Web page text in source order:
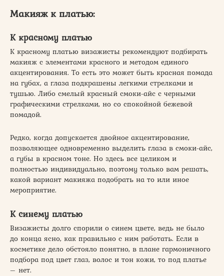
Макияж к платью:
К красному платью
К красному платью визажисты рекомендуют подбирать
макияж с элементами красного и методом единого
акцентирования. То есть это может быть красная помада
на губах, а глаза подкрашены легкими стрелками и
тушью. Либо смелый красный смоки-айс с черными
графическими стрелками, но со спокойной бежевой
помадой.
Редко, когда допускается двойное акцентирование,
позволяющее одновременно выделить глаза в смоки-айс,
а губы в красном тоне. Но здесь все целиком и
полностью индивидуально, поэтому только вам решать,
какой вариант макияжа подобрать на то или иное
мероприятие.
К синему платью
Визажисты долго спорили о синем цвете, ведь не было
до конца ясно, как правильно с ним работать. Если в
косметике дело обстояло понятно, в плане гармоничного
подбора под цвет глаз, волос и тон кожи, то под платье
– нет.